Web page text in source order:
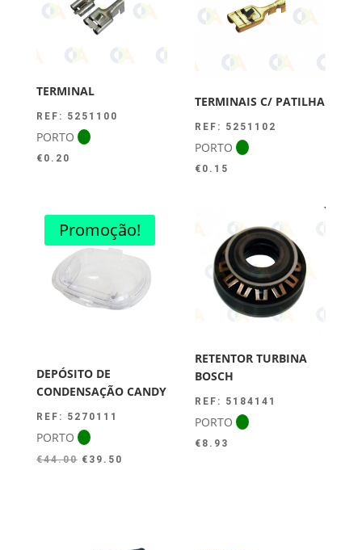
TERMINAL
REF: 5251100
PORTO
€ 0.20
TERMINAIS C/ PATILHA
REF: 5251102
PORTO
€ 0.15
Promoção!
DEPÓSITO DE
CONDENSAÇÃO CANDY
REF: 5270111
PORTO
€44.00 O
€ 39.50
RETENTOR TURBINA
BOSCH
REF: 5184141
PORTO
€ 8.93